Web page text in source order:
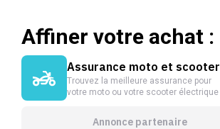
Affiner votre achat :
Assurance moto et scooter
Trouvez la meilleure assurance pour
votre moto ou votre scooter électrique
Annonce partenaire